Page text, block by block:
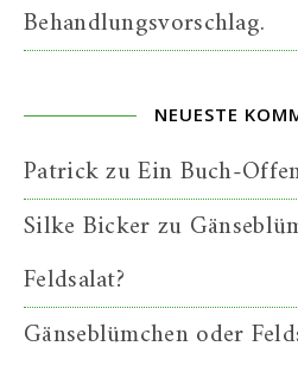
Behandlungsvorschlag.
NEUESTE
PatrickzuEin Buch-
Silke Bickerzu
Feldsalat?
Gänseblümchen oder